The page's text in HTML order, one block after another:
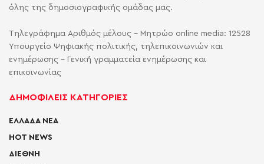
όλης της δημοσιογραφικής ομάδας μας.
Τηλεγράφημα Αριθμός μέλους - Μητρώο online media: 12528
Υπουργείο Ψηφιακής πολιτικής, τηλεπικοινωνιών και
ενημέρωσης - Γενική γραμματεία ενημέρωσης και
επικοινωνίας
ΔΗΜΟΦΙΛΕΙΣ ΚΑΤΗΓΟΡΙΕΣ
ΕΛΛΑΔΑ ΝΕΑ
HOT NEWS
ΔΙΕΘΝΗ